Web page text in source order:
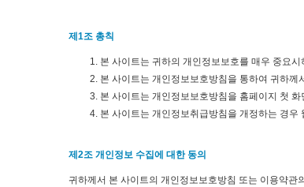
제1조 총칙
본 사이트는 귀하의 개인정보보호를 매우 중요
본 사이트는 개인정보보호방침을 통하여 귀하
본 사이트는 개인정보보호방침을 홈페이지 첫
본 사이트는 개인정보취급방침을 개정하는 경
제2조 개인정보 수집에 대한 동의
귀하께서 본 사이트의 개인정보보호방침 또는 이용약